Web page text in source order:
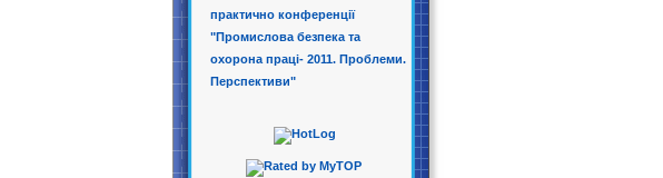
практично конференції
"Промислова безпека та
охорона праці- 2011. Проблеми.
Перспективи"